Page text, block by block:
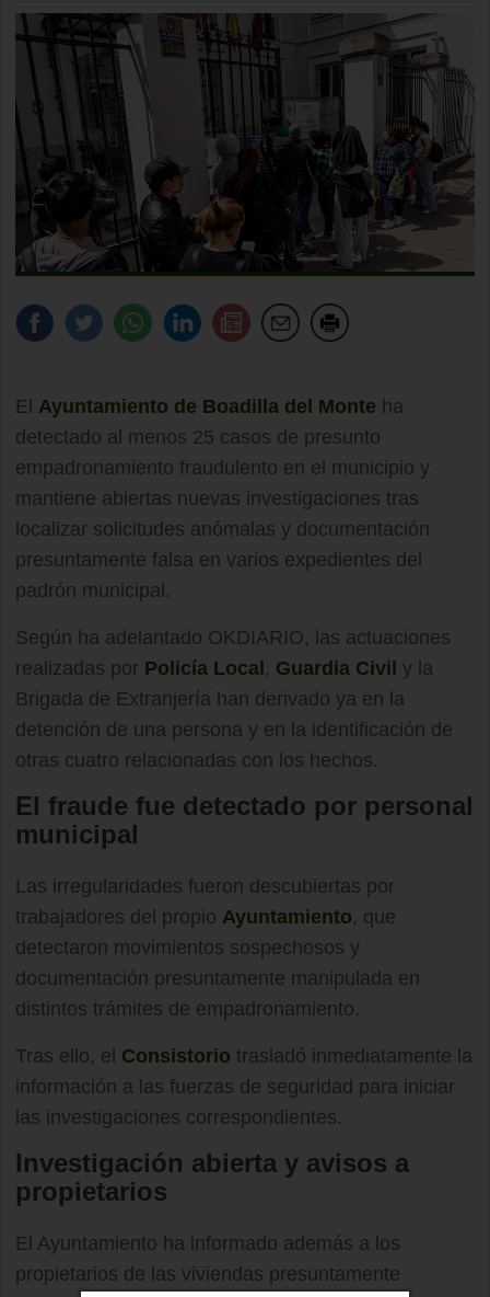
El Ayuntamiento de Boadilla del Monte ha
detectado al menos 25 casos de presunto
empadronamiento fraudulento en el municipio y
mantiene abiertas nuevas investigaciones tras
localizar solicitudes anómalas y documentación
presuntamente falsa en varios expedientes del
padrón municipal.
Según ha adelantado OKDIARIO, las actuaciones
realizadas por Policía Local , Guardia Civil y la
Brigada de Extranjería han derivado ya en la
detención de una persona y en la identificación de
otras cuatro relacionadas con los hechos.
El fraude fue detectado por personal
municipal
Las irregularidades fueron descubiertas por
trabajadores del propio Ayuntamiento, que
detectaron movimientos sospechosos y
documentación presuntamente manipulada en
distintos trámites de empadronamiento.
Tras ello, el Consistorio trasladó inmediatamente la
información a las fuerzas de seguridad para iniciar
las investigaciones correspondientes.
Investigación abierta y avisos a
propietarios
El Ayuntamiento ha informado además a los
propietarios de las viviendas presuntamente